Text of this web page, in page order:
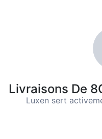
Livraisons De
Luxen sert